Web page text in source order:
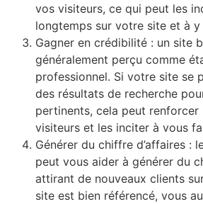
vos visiteurs, ce qui peut les
longtemps sur votre site et à y
Gagner en crédibilité : un site
généralement perçu comme
professionnel. Si votre site se
des résultats de recherche
pertinents, cela peut
visiteurs et les inciter à vous
Générer du chiffre d’affaires :
peut vous aider à générer du
attirant de nouveaux clients
site est bien référencé, vous